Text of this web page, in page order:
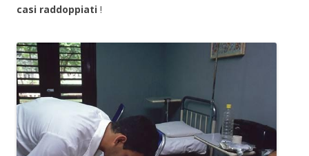
casi raddoppiati !